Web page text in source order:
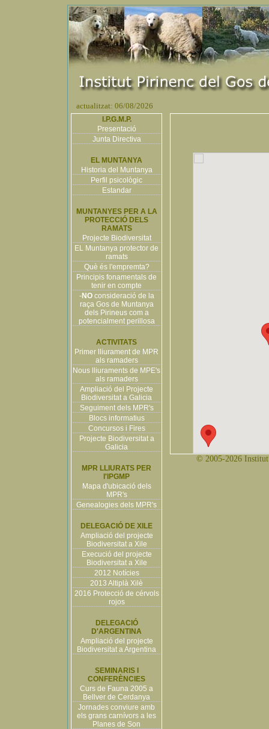
actualitzat: 06/08/2026
I.P.G.M.P.
Presentació
Junta Directiva
EL MUNTANYA
Historia del Muntanya
Perfil psicològic
Estandar
MUNTANYES PER A LA
PROTECCIÓ DELS
RAMATS
Projecte Biodiversitat
EL Muntanya protector de
ramats
Què és l'empremta?
Principis fonamentals de
tenir en compte
-NOconsideració de la
raça Gos de Muntanya
dels Pirineus com a
potencialment perillosa
ACTIVITATS
Primer lliurament de MPR
als ramaders
Nous lliuraments de MPE's
als ramaders
Ampliació del Projecte
Biodiversitat a Galicia
Seguiment dels MPR's
Blocs informatius
Concursos i Fires
Projecte Biodiversitat a
Galicia
MPR LLIURATS PER
l'IPGMP
Mapa d'ubicació dels
MPR's
Genealogies dels MPR's
DELEGACIÓ DE XILE
Ampliació del projecte
Biodiversitat a Xile
Execució del projecte
Biodiversitat a Xile
2012 Notícies
2013 Altiplà Xilè
2016 Protecció de cérvols
rojos
DELEGACIÓ
D'ARGENTINA
Ampliació del projecte
Biodiversitat a Argentina
SEMINARIS I
CONFERÈNCIES
Curs de Fauna 2005 a
Bellver de Cerdanya
Jornades conviure amb
els grans carnívors a les
Planes de Son
© 2005-2026 Institut